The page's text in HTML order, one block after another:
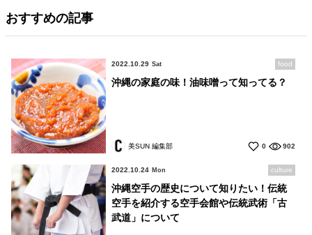
おすすめの記事
2022.10.29 Sat food
沖縄の家庭の味！油味噌って知ってる？
美SUN 編集部 0 902
2022.10.24 Mon culture
沖縄空手の歴史について知りたい！伝統
空手を紹介する空手会館や伝統武術「古
武道」について